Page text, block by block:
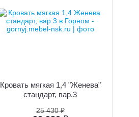
Кровать мягкая 1,4 "Женева"
стандарт, вар.3
25 430 ₽